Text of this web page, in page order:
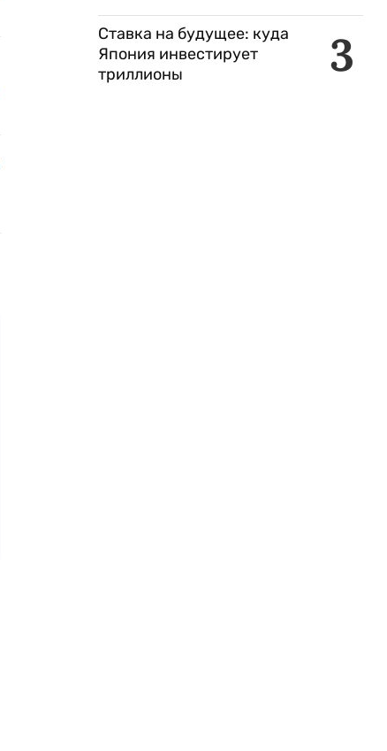
3
Ставка на будущее: куда
Япония инвестирует
триллионы